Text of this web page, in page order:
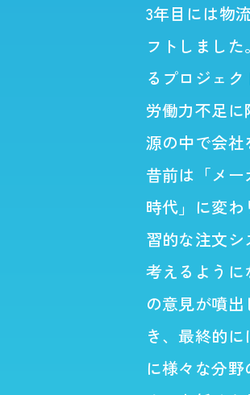
3年目には物
フトしまし
るプロジェ
労働力不足
源の中で会
昔前は「メ
時代」に変
習的な注文
考えるよう
の意見が噴
き、最終的
に様々な分